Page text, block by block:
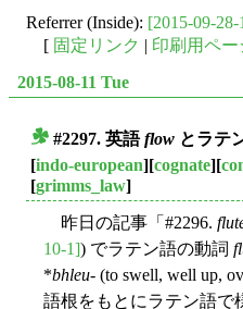
Referrer (Inside): [2015-09-28-
[ 固定リンク | 印刷用ペー
2015-08-11 Tue
#2297. 英語flow とラテ
[indo-european][cognate][
[grimms_law]
昨日の記事「#2296.
10-1]) でラテン語の動詞
*bhleu- (to swell, well up,
語根をもとにラテン語で